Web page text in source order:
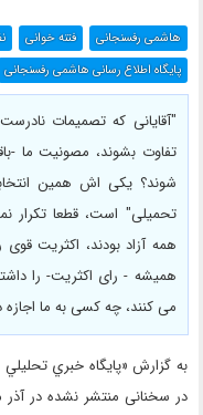
هاشمی رفسنجانی فتنه خوانی
پایگاه اطلاع رسانی هاشمی رفسنجانی
"آقایانی که تصمیمات
تفاوت بشوند، مصونیت ما -
شوند؟ یکی اش همین
تحمیلی" است، قطعا تکرار
همیشه - رای اکثریت- را
می کنند، چه کسی به ما اجازه
به گزارش «پايگاه خبري